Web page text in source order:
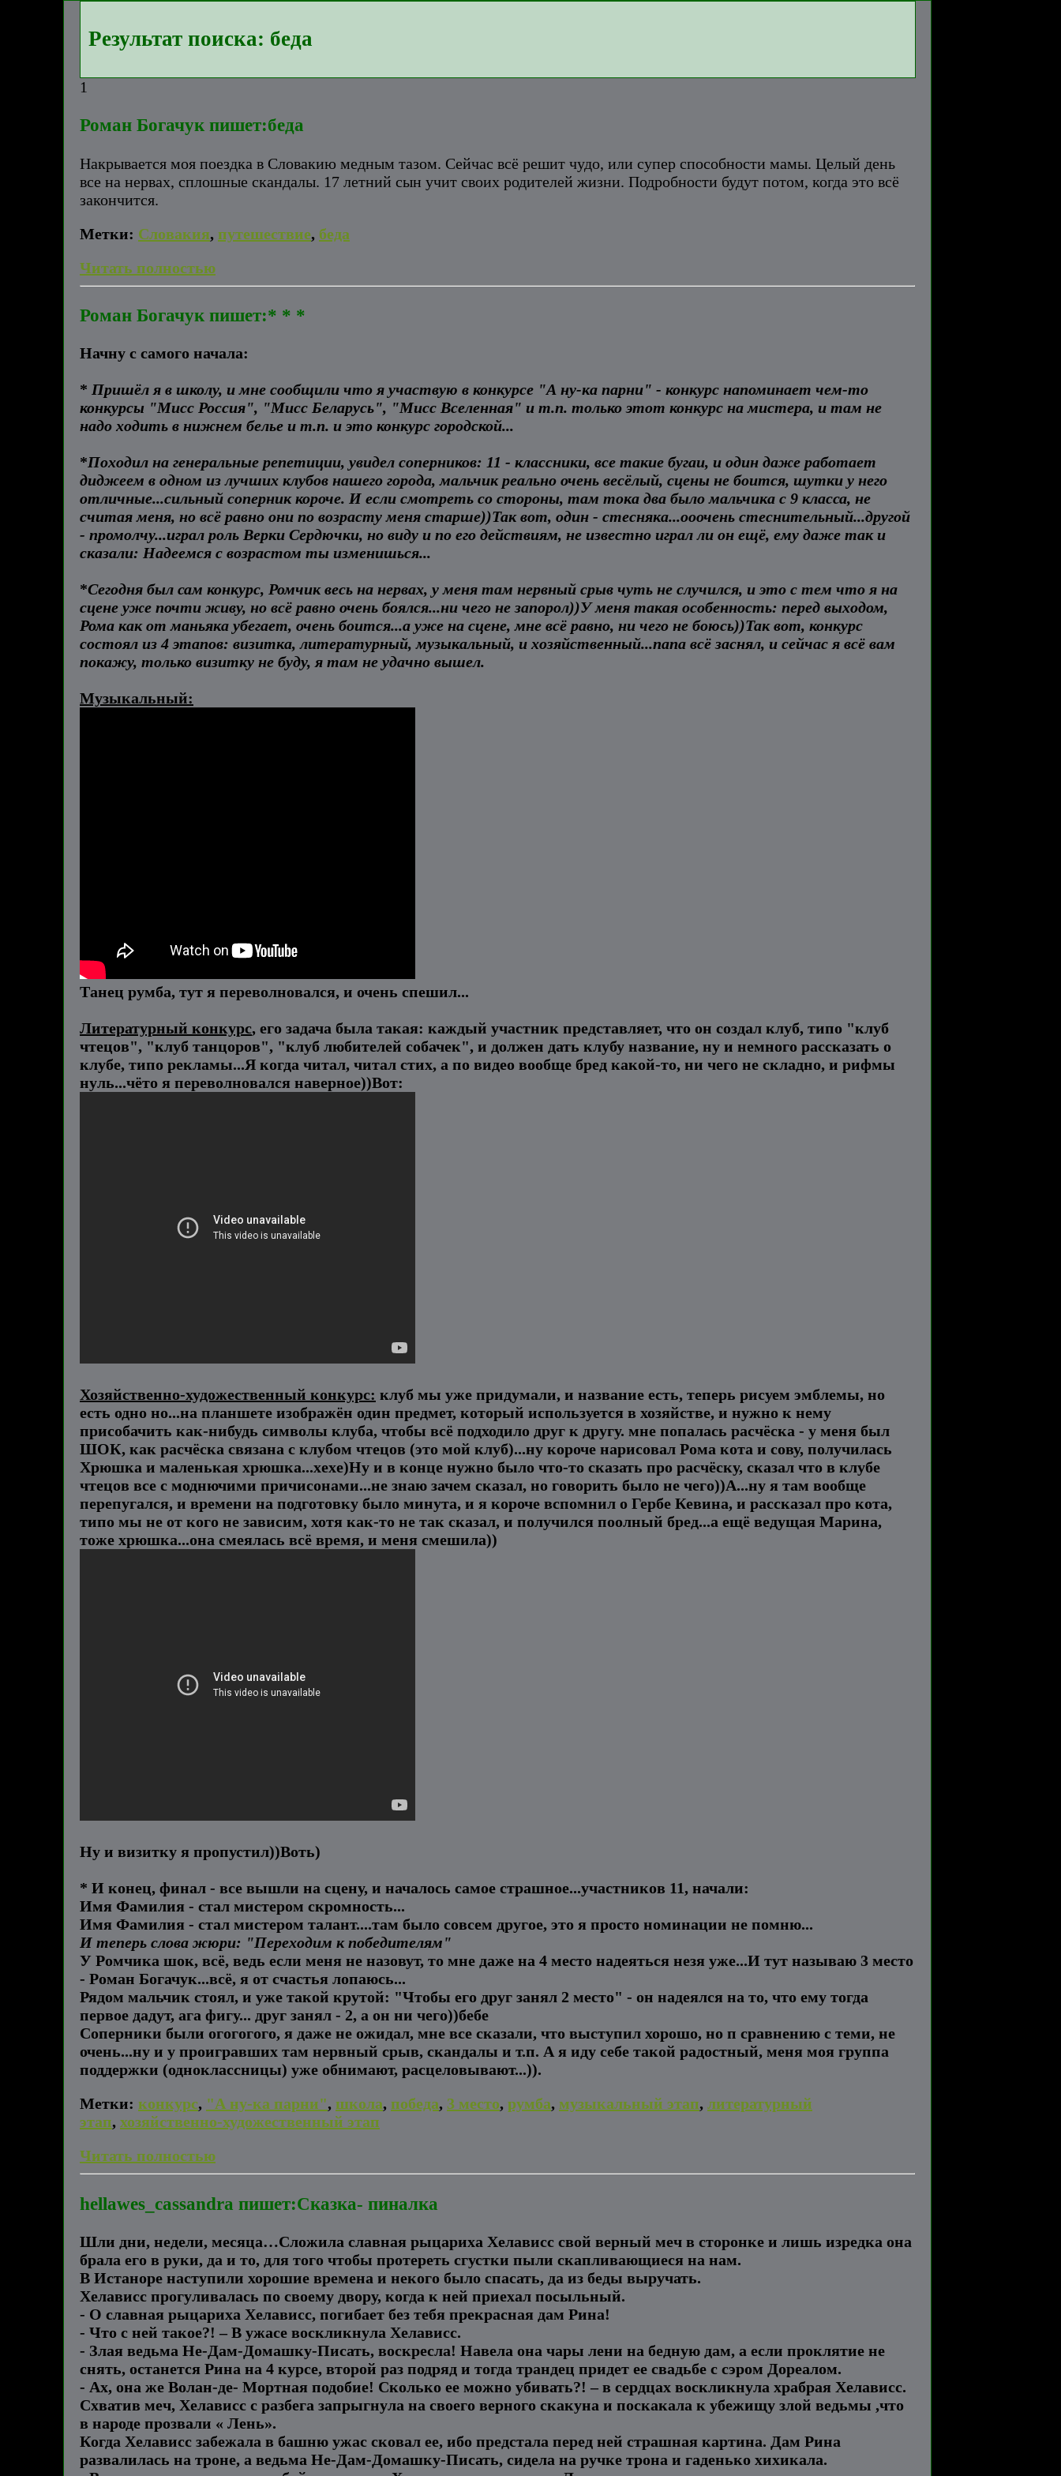
Результат поиска: беда
1
Роман Богачук пишет:беда
Накрывается моя поездка в Словакию медным тазом. Сейчас всё решит чудо, или супер способности мамы. Целый день
все на нервах, сплошные скандалы. 17 летний сын учит своих родителей жизни. Подробности будут потом, когда это всё
закончится.
Метки: Словакия, путешествие, беда
Читать полностью
Роман Богачук пишет:* * *
Начну с самого начала:
* Пришёл я в школу, и мне сообщили что я участвую в конкурсе "А ну-ка парни" - конкурс напоминает чем-то
конкурсы "Мисс Россия", "Мисс Беларусь", "Мисс Вселенная" и т.п. только этот конкурс на мистера, и там не
надо ходить в нижнем белье и т.п. и это конкурс городской...
*Походил на генеральные репетиции, увидел соперников: 11 - классники, все такие бугаи, и один даже работает
диджеем в одном из лучших клубов нашего города, мальчик реально очень весёлый, сцены не боится, шутки у него
отличные...сильный соперник короче. И если смотреть со стороны, там тока два было мальчика с 9 класса, не
считая меня, но всё равно они по возрасту меня старше))Так вот, один - стесняка...ооочень стеснительный...другой
- промолчу...играл роль Верки Сердючки, но виду и по его действиям, не известно играл ли он ещё, ему даже так и
сказали: Надеемся с возрастом ты изменишься...
*Сегодня был сам конкурс, Ромчик весь на нервах, у меня там нервный срыв чуть не случился, и это с тем что я на
сцене уже почти живу, но всё равно очень боялся...ни чего не запорол))У меня такая особенность: перед выходом,
Рома как от маньяка убегает, очень боится...а уже на сцене, мне всё равно, ни чего не боюсь))Так вот, конкурс
состоял из 4 этапов: визитка, литературный, музыкальный, и хозяйственный...папа всё заснял, и сейчас я всё вам
покажу, только визитку не буду, я там не удачно вышел.
Музыкальный:
Танец румба, тут я переволновался, и очень спешил...
Литературный конкурс, его задача была такая: каждый участник представляет, что он создал клуб, типо "клуб
чтецов", "клуб танцоров", "клуб любителей собачек", и должен дать клубу название, ну и немного рассказать о
клубе, типо рекламы...Я когда читал, читал стих, а по видео вообще бред какой-то, ни чего не складно, и рифмы
нуль...чёто я переволновался наверное))Вот:
Хозяйственно-художественный конкурс: клуб мы уже придумали, и название есть, теперь рисуем эмблемы, но
есть одно но...на планшете изображён один предмет, который используется в хозяйстве, и нужно к нему
присобачить как-нибудь символы клуба, чтобы всё подходило друг к другу. мне попалась расчёска - у меня был
ШОК, как расчёска связана с клубом чтецов (это мой клуб)...ну короче нарисовал Рома кота и сову, получилась
Хрюшка и маленькая хрюшка...хехе)Ну и в конце нужно было что-то сказать про расчёску, сказал что в клубе
чтецов все с моднючими причисонами...не знаю зачем сказал, но говорить было не чего))А...ну я там вообще
перепугался, и времени на подготовку было минута, и я короче вспомнил о Гербе Кевина, и рассказал про кота,
типо мы не от кого не зависим, хотя как-то не так сказал, и получился поолный бред...а ещё ведущая Марина,
тоже хрюшка...она смеялась всё время, и меня смешила))
Ну и визитку я пропустил))Воть)
* И конец, финал - все вышли на сцену, и началось самое страшное...участников 11, начали:
Имя Фамилия - стал мистером скромность...
Имя Фамилия - стал мистером талант....там было совсем другое, это я просто номинации не помню...
И теперь слова жюри: "Переходим к победителям"
У Ромчика шок, всё, ведь если меня не назовут, то мне даже на 4 место надеяться незя уже...И тут называю 3 место
- Роман Богачук...всё, я от счастья лопаюсь...
Рядом мальчик стоял, и уже такой крутой: "Чтобы его друг занял 2 место" - он надеялся на то, что ему тогда
первое дадут, ага фигу... друг занял - 2, а он ни чего))бебе
Соперники были огогогого, я даже не ожидал, мне все сказали, что выступил хорошо, но п сравнению с теми, не
очень...ну и у проигравших там нервный срыв, скандалы и т.п. А я иду себе такой радостный, меня моя группа
поддержки (одноклассницы) уже обнимают, расцеловывают...)).
Метки: конкурс, "А ну-ка парни", школа, победа, 3 место, румба, музыкальный этап, литературный
этап, хозяйственно-художественный этап
Читать полностью
hellawes_cassandra пишет:Сказка- пиналка
Шли дни, недели, месяца…Сложила славная рыцариха Хелависс свой верный меч в сторонке и лишь изредка она
брала его в руки, да и то, для того чтобы протереть сгустки пыли скапливающиеся на нам.
В Истаноре наступили хорошие времена и некого было спасать, да из беды выручать.
Хелависс прогуливалась по своему двору, когда к ней приехал посыльный.
- О славная рыцариха Хелависс, погибает без тебя прекрасная дам Рина!
- Что с ней такое?! – В ужасе воскликнула Хелависс.
- Злая ведьма Не-Дам-Домашку-Писать, воскресла! Навела она чары лени на бедную дам, а если проклятие не
снять, останется Рина на 4 курсе, второй раз подряд и тогда трандец придет ее свадьбе с сэром Дореалом.
- Ах, она же Волан-де- Мортная подобие! Сколько ее можно убивать?! – в сердцах воскликнула храбрая Хелависс.
Схватив меч, Хелависс с разбега запрыгнула на своего верного скакуна и поскакала к убежищу злой ведьмы ,что
в народе прозвали « Лень».
Когда Хелависс забежала в башню ужас сковал ее, ибо предстала перед ней страшная картина. Дам Рина
развалилась на троне, а ведьма Не-Дам-Домашку-Писать, сидела на ручке трона и гаденько хихикала.